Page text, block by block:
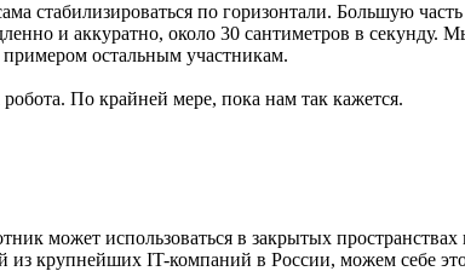
стабилизироваться по горизонтали. Большую
и аккуратно, около 30 сантиметров в секунду.
остальным участникам.
По крайней мере, пока нам так кажется.
может использоваться в закрытых
из крупнейших IT-компаний в России, можем себе